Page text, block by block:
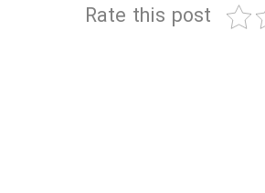
Rate this post